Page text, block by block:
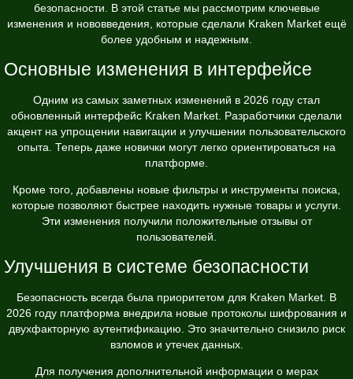
безопасности. В этой статье мы рассмотрим ключевые
изменения и нововведения, которые сделали Kraken Market ещё
более удобным и надежным.
Основные изменения в интерфейсе
Одним из самых заметных изменений в 2026 году стал
обновленный интерфейс Kraken Market. Разработчики сделали
акцент на упрощении навигации и улучшении пользовательского
опыта. Теперь даже новички могут легко ориентироваться на
платформе.
Кроме того, добавлены новые фильтры и инструменты поиска,
которые позволяют быстрее находить нужные товары и услуги.
Эти изменения получили положительные отзывы от
пользователей.
Улучшения в системе безопасности
Безопасность всегда была приоритетом для Kraken Market. В
2026 году платформа внедрила новые протоколы шифрования и
двухфакторную аутентификацию. Это значительно снизило риск
взломов и утечек данных.
Для получения дополнительной информации о мерах